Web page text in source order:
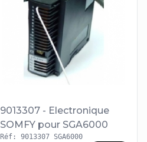
9013307 - Electronique
SOMFY pour SGA6000
Réf: 9013307 SGA6000